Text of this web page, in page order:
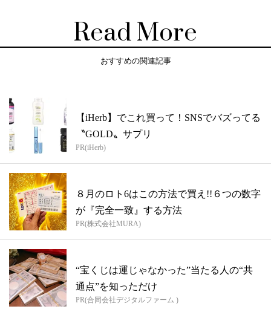
Read More
おすすめの関連記事
【iHerb】でこれ買って！SNSでバズってる
〝GOLD〟サプリ
PR(iHerb)
８月のロト6はこの方法で買え!!６つの数字
が『完全一致』する方法
PR(株式会社MURA)
“宝くじは運じゃなかった”当たる人の“共
通点”を知っただけ
PR(合同会社デジタルファーム )